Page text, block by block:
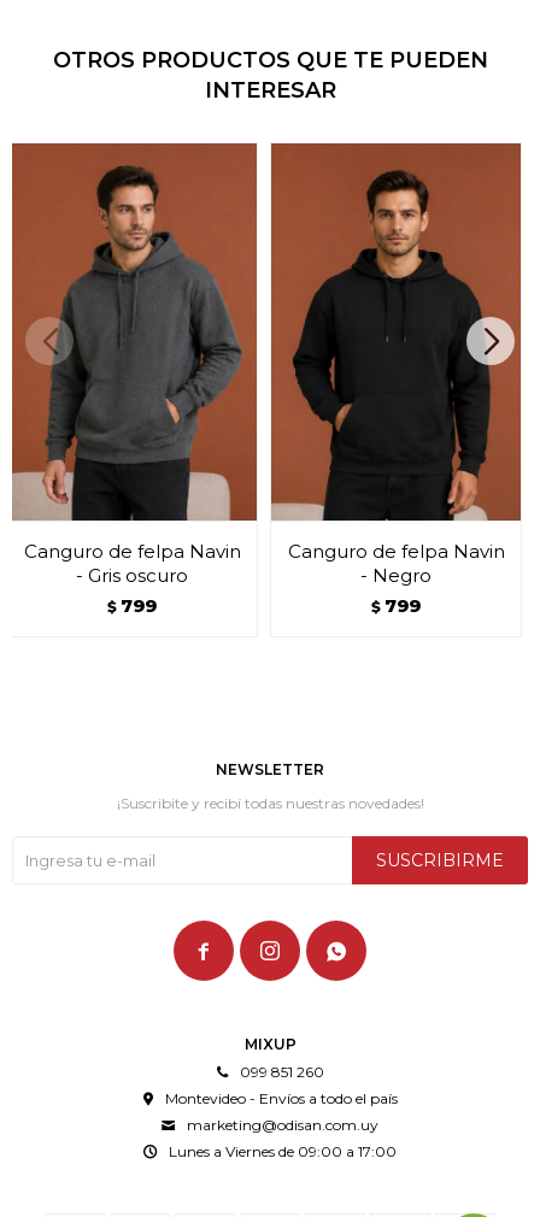
OTROS PRODUCTOS QUE TE PUEDEN
INTERESAR
Canguro de felpa Navin
- Gris oscuro
$ 799
Canguro de felpa Navin
- Negro
$ 799
MIXUP
099 851 260
Montevideo - Envíos a todo el país
marketing@odisan.com.uy
Lunes a Viernes de 09:00 a 17:00
NEWSLETTER
¡Suscribite y recibí todas nuestras novedades!
SUSCRIBIRME
  